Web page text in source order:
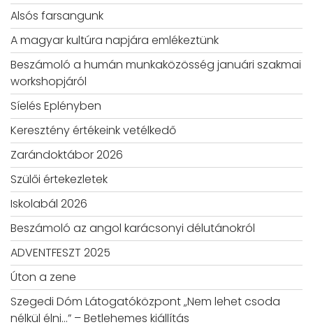
Alsós farsangunk
A magyar kultúra napjára emlékeztünk
Beszámoló a humán munkaközösség januári szakmai
workshopjáról
Síelés Eplényben
Keresztény értékeink vetélkedő
Zarándoktábor 2026
Szülői értekezletek
Iskolabál 2026
Beszámoló az angol karácsonyi délutánokról
ADVENTFESZT 2025
Úton a zene
Szegedi Dóm Látogatóközpont „Nem lehet csoda
nélkül élni…” – Betlehemes kiállítás